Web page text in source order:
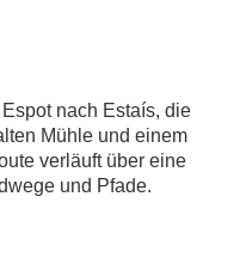
nach Estaís, die
Mühle und einem
verläuft über eine
und Pfade.